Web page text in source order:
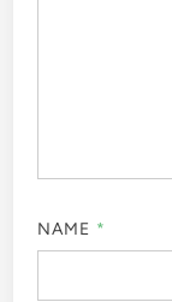
NAME *